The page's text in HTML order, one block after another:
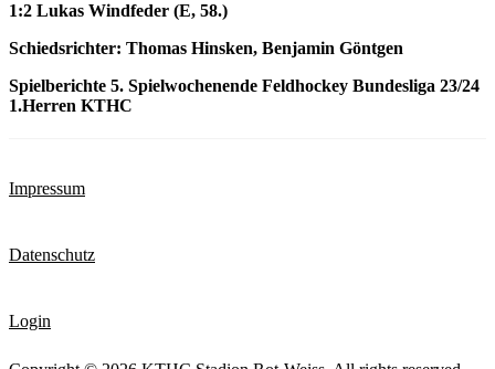
1:2 Lukas Windfeder (E, 58.)
Schiedsrichter: Thomas Hinsken, Benjamin Göntgen
Spielberichte 5. Spielwochenende Feldhockey Bundesliga 23/24
1.Herren KTHC
Impressum
Datenschutz
Login